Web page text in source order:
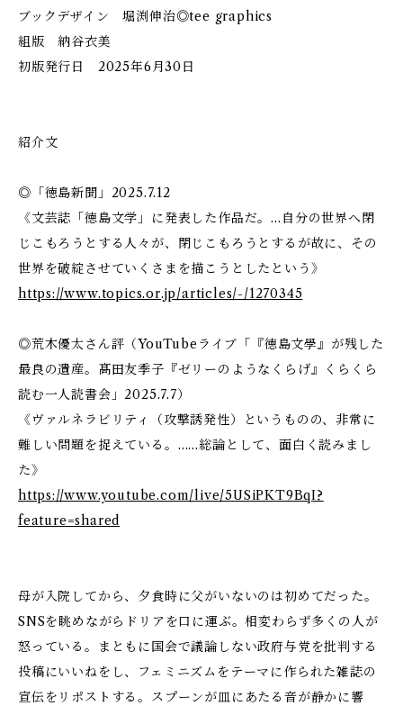
ブックデザイン 堀渕伸治◎tee graphics
組版 納谷衣美
初版発行日 2025年6月30日
紹介文
◎「徳島新聞」2025.7.12
《文芸誌「徳島文学」に発表した作品だ。…自分の世界へ閉
じこもろうとする人々が、閉じこもろうとするが故に、その
世界を破綻させていくさまを描こうとしたという》
https://www.topics.or.jp/articles/-/1270345
◎荒木優太さん評（YouTubeライブ「『徳島文學』が残した
最良の遺産。髙田友季子『ゼリーのようなくらげ』くらくら
読む一人読書会」2025.7.7）
《ヴァルネラビリティ（攻撃誘発性）というものの、非常に
難しい問題を捉えている。……総論として、面白く読みまし
た》
https://www.youtube.com/live/5USiPKT9BqI?
feature=shared
​母が入院してから、夕食時に父がいないのは初めてだった。
SNSを眺めながらドリアを口に運ぶ。相変わらず多くの人が
怒っている。まともに国会で議論しない政府与党を批判する
投稿にいいねをし、フェミニズムをテーマに作られた雑誌の
宣伝をリポストする。スプーンが皿にあたる音が静かに響